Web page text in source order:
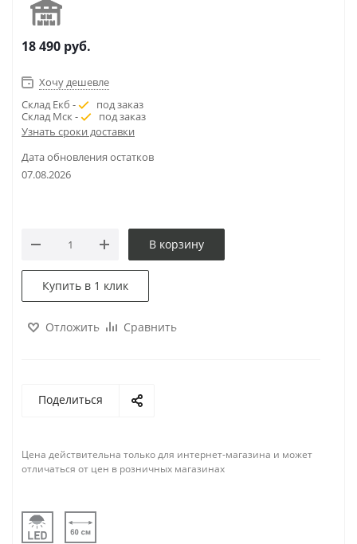
18 490 руб.
Хочу дешевле
Склад Екб -
под заказ
Склад Мск -
под заказ
Узнать сроки доставки
Дата обновления остатков
07.08.2026
В корзину
Купить в 1 клик
Отложить Сравнить
Поделиться
Цена действительна только для интернет-магазина и может
отличаться от цен в розничных магазинах